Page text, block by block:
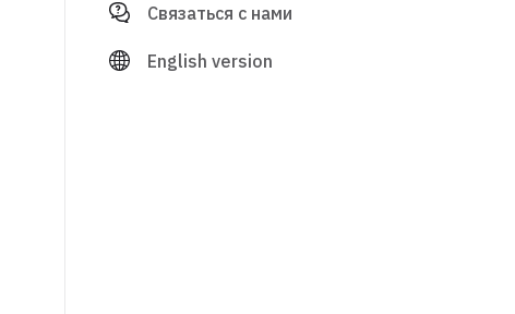
Связаться с нами
English version